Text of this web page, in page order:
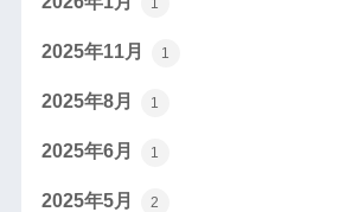
2025年11月 1
2025年8月 1
2025年6月 1
2025年5月 2